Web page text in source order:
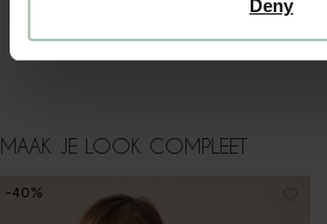
Deny
WASVOORSCHRIFT
MAAK JE LOOK COMPLEET
-40%